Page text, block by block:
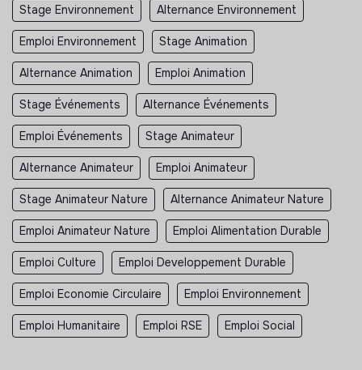
Stage Environnement Alternance Environnement
Emploi Environnement Stage Animation
Alternance Animation Emploi Animation
Stage Événements Alternance Événements
Emploi Événements Stage Animateur
Alternance Animateur Emploi Animateur
Stage Animateur Nature Alternance Animateur Nature
Emploi Animateur Nature Emploi Alimentation Durable
Emploi Culture Emploi Developpement Durable
Emploi Economie Circulaire Emploi Environnement
Emploi Humanitaire Emploi RSE Emploi Social